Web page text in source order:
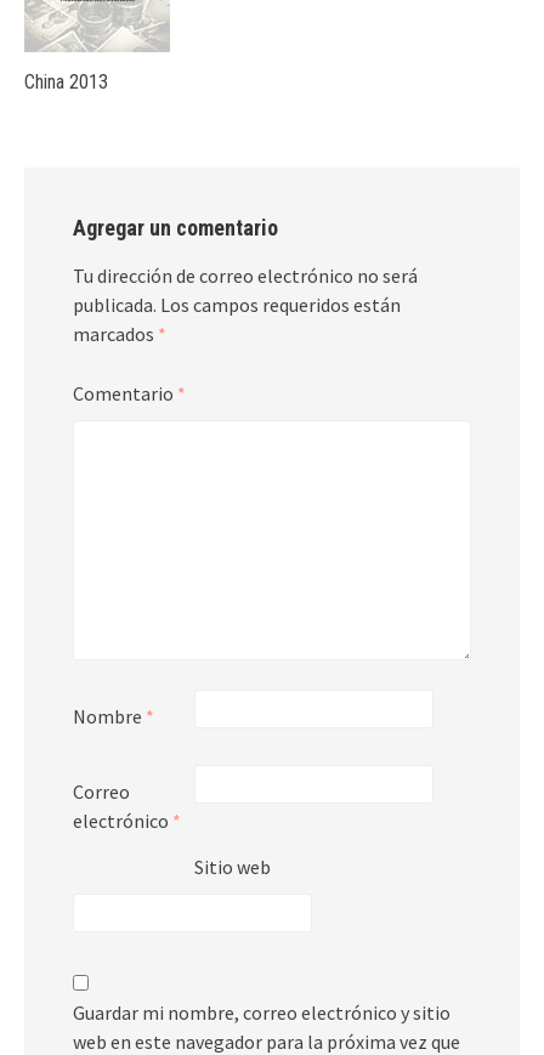
China 2013
Agregar un comentario
Tu dirección de correo electrónico no será
publicada. Los campos requeridos están
marcados *
Comentario *
Nombre *
Correo
electrónico *
Sitio web
Guardar mi nombre, correo electrónico y sitio
web en este navegador para la próxima vez que